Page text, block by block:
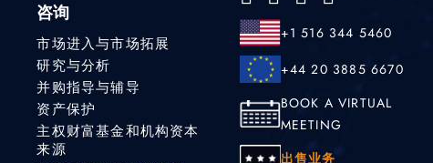
咨询
市场进入与市场拓展
研究与分析
并购指导与辅导
资产保护
主权财富基金和机构资本
来源
+1 516 344 5460
+44 20 3885 6670
BOOK A VIRTUAL
MEETING
出售业务